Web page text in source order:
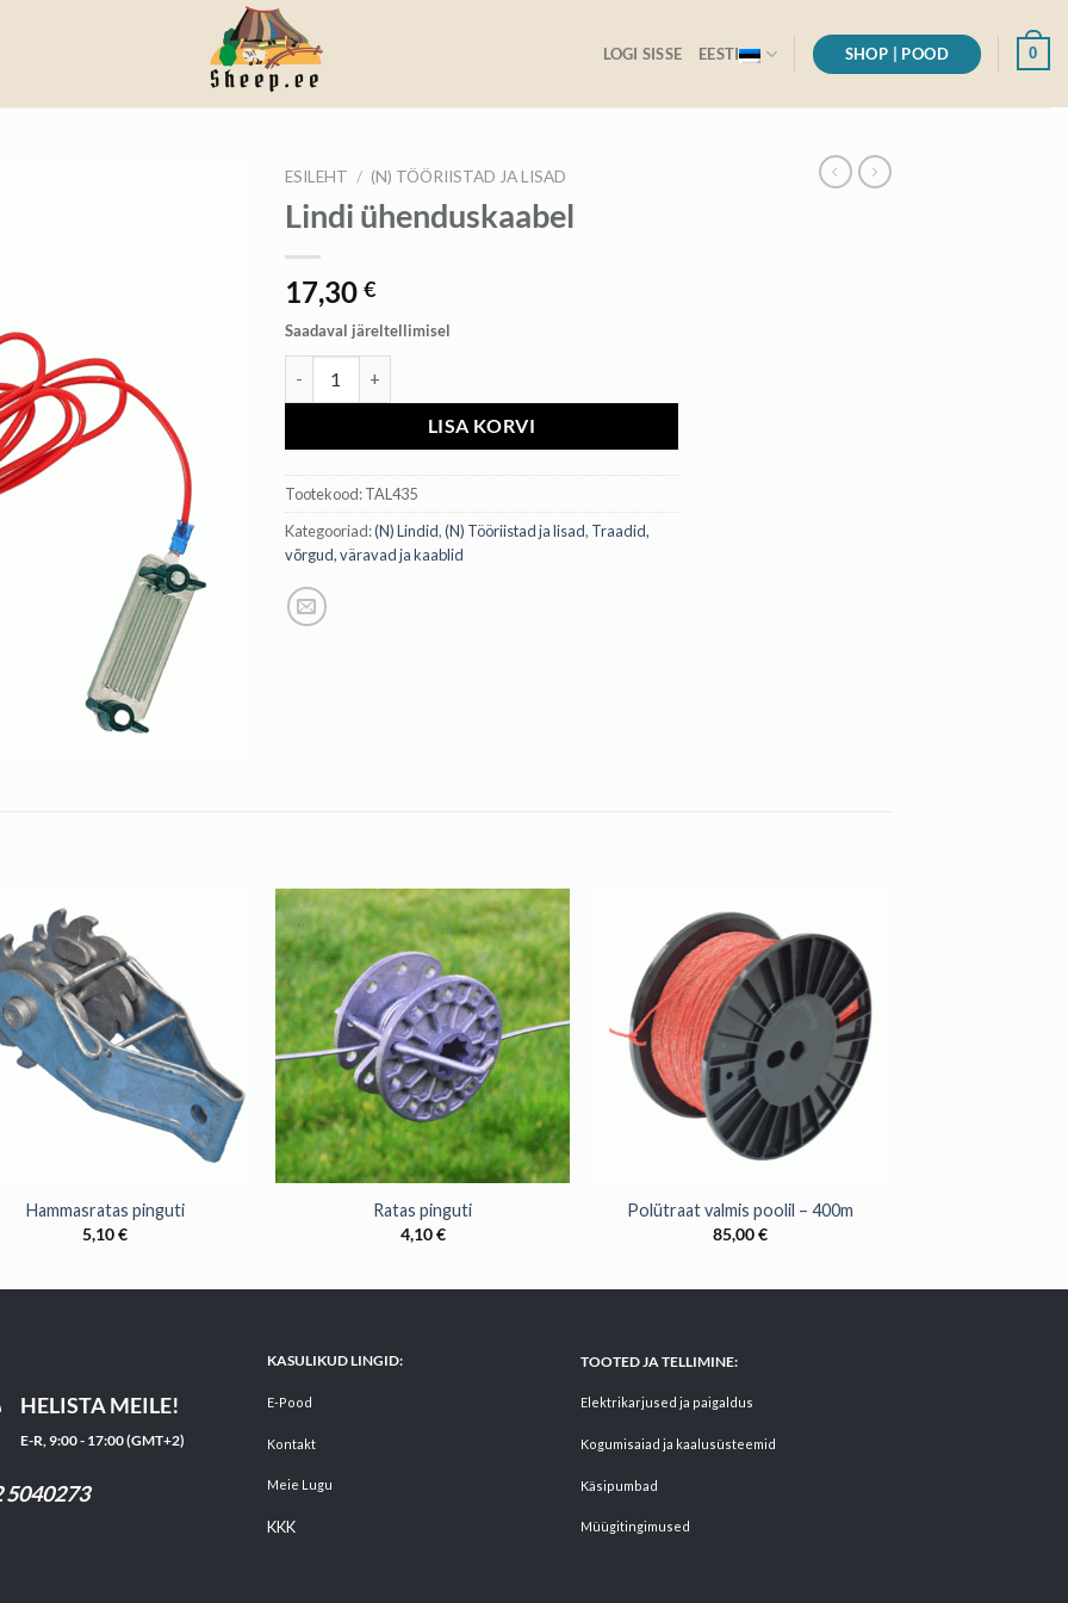
LOGI SISSE EESTI SHOP | POOD 0
ESILEHT / (N) TÖÖRIISTAD JA LISAD
Lindi ühenduskaabel
17,30 €
Saadaval järeltellimisel
LISA KORVI
Tootekood:TAL435
Kategooriad:(N) Lindid,(N) Tööriistad ja lisad, Traadid,
võrgud, väravad ja kaablid
Hammasratas pinguti
5,10€
Ratas pinguti
4,10€
Polütraat valmis poolil – 400m
85,00€
HELISTA MEILE!
E-R, 9:00 - 17:00 (GMT+2)
5040273
KASULIKUD LINGID:
E-Pood
Kontakt
Meie Lugu
KKK
TOOTED JA TELLIMINE:
Elektrikarjused ja paigaldus
Kogumisaiad ja kaalusüsteemid
Käsipumbad
Müügitingimused